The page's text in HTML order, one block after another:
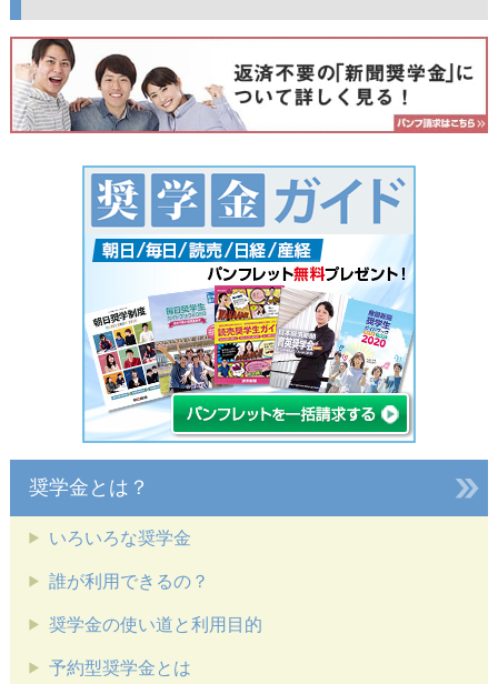
奨学金とは？
いろいろな奨学金
誰が利用できるの？
奨学金の使い道と利用目的
予約型奨学金とは